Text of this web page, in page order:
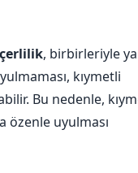
, birbirleriyle
kıymetli
Bu nedenle,
özenle uyulması